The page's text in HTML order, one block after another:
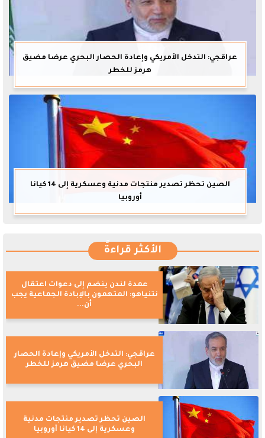
عراقجي: التدخل الأمريكي وإعادة الحصار البحري عرضا مضيق
هرمز للخطر
الصين تحظر تصدير منتجات مدنية وعسكرية إلى 14 كيانا
أوروبيا
الأكثر قراءةً
عمدة لندن ينضم إلى دعوات اعتقال
نتنياهو: المتهمون بالإبادة الجماعية يجب
أن...
عراقجي: التدخل الأمريكي وإعادة الحصار
البحري عرضا مضيق هرمز للخطر
الصين تحظر تصدير منتجات مدنية
وعسكرية إلى 14 كيانا أوروبيا